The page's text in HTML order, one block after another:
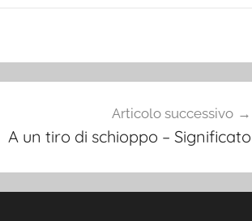
Articolo successivo
A un tiro di schioppo – Significato